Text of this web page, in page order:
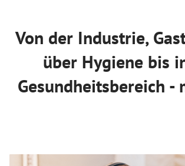
Von der Industrie,
über Hygiene bis
Gesundheitsbereich -